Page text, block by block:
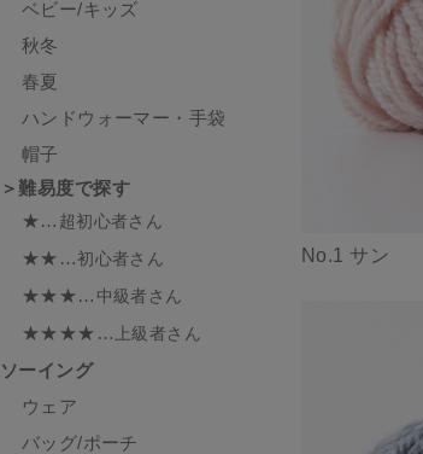
No.1 サン
ベビー/キッズ
秋冬
春夏
ハンドウォーマー・手袋
帽子
＞難易度で探す
★… 超初心者さん
★★…初心者さん
★★★… 中級者さん
★★★★… 上級者さん
ソーイング
ウェア
バッグ/ポーチ